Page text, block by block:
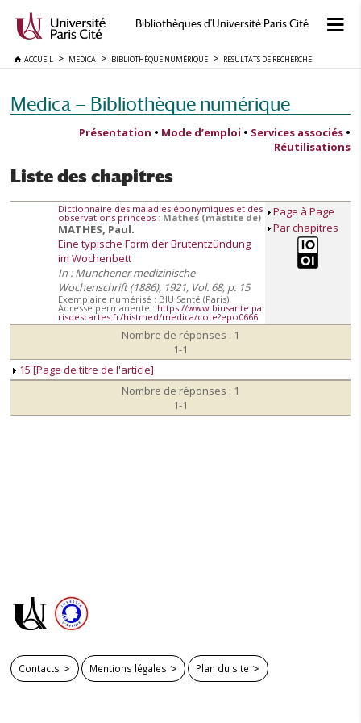
Bibliothèques d'Université Paris Cité
ACCUEIL MEDICA BIBLIOTHÈQUE NUMÉRIQUE RÉSULTATS DE RECHERCHE
Medica — Bibliothèque numérique
Présentation • Mode d’emploi • Services associés •
Réutilisations
Liste des chapitres
Dictionnaire des maladies éponymiques et des
observations princeps : Mathes (mastite de)
MATHES, Paul.
Eine typische Form der Brutentzündung
im Wochenbett
In : Munchener medizinische
Wochenschrift (1886), 1921, Vol. 68, p. 15
Exemplaire numérisé : BIU Santé (Paris)
Adresse permanente : https://www.biusante.pa
risdescartes.fr/histmed/medica/cote?epo0666
Page à Page
Par chapitres
Nombre de réponses : 1
1-1
15 [Page de titre de l'article]
Nombre de réponses : 1
1-1
Contacts Mentions légales Plan du site